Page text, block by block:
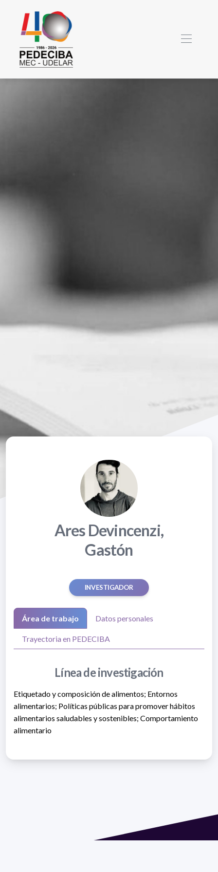
Ares Devincenzi,
Gastón
INVESTIGADOR
Área de trabajo Datos personales
Trayectoria en PEDECIBA
Línea de investigación
Etiquetado y composición de alimentos; Entornos
alimentarios; Políticas públicas para promover hábitos
alimentarios saludables y sostenibles; Comportamiento
alimentario